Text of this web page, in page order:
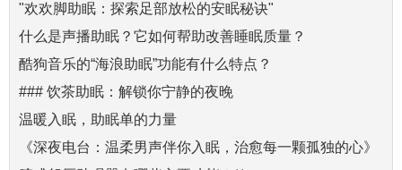
"欢欢脚助眠：探索足部放松的安眠秘诀"
什么是声播助眠？它如何帮助改善睡眠质量？
酷狗音乐的“海浪助眠”功能有什么特点？
### 饮茶助眠：解锁你宁静的夜晚
温暖入眠，助眠单的力量
《深夜电台：温柔男声伴你入眠，治愈每一颗孤独的心》